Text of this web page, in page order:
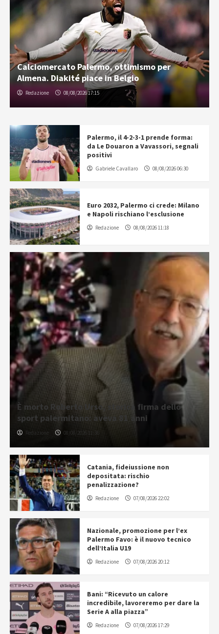
Calciomercato Palermo, ottimismo per
Almena. Diakité piace in Belgio
Redazione 08/08/2026 17:15
Palermo, il 4-2-3-1 prende forma:
da Le Douaron a Vavassori, segnali
positivi
Gabriele Cavallaro 08/08/2026 06:30
Euro 2032, Palermo ci crede: Milano
e Napoli rischiano l’esclusione
Redazione 08/08/2026 11:18
È morto Roberto Urso, storica firma dello
sport palermitano: aveva 81 anni
Redazione 08/08/2026 11:36
Catania, fideiussione non
depositata: rischio
penalizzazione?
Redazione 07/08/2026 22:02
Nazionale, promozione per l’ex
Palermo Favo: è il nuovo tecnico
dell’Italia U19
Redazione 07/08/2026 20:12
Bani: “Ricevuto un calore
incredibile, lavoreremo per dare la
Serie A alla piazza”
Redazione 07/08/2026 17:29